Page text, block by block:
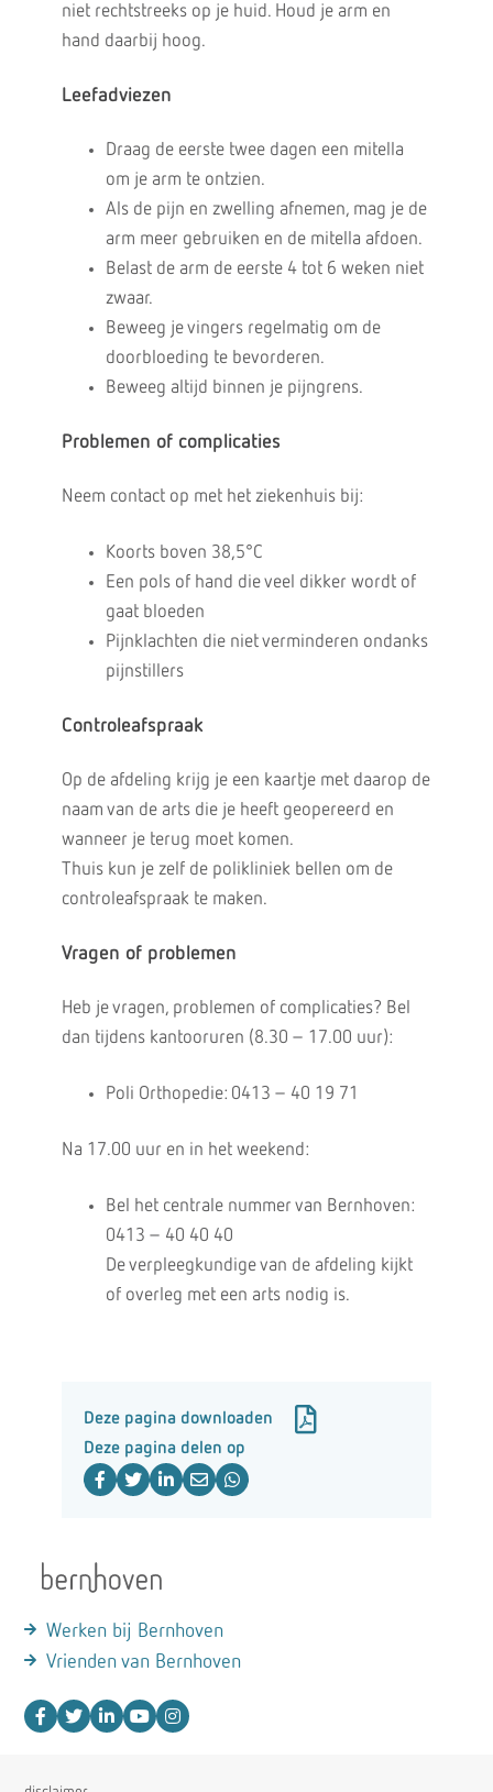
niet rechtstreeks op je huid. Houd je arm en
hand daarbij hoog.
Leefadviezen
Draag de eerste twee dagen een mitella
om je arm te ontzien.
Als de pijn en zwelling afnemen, mag je de
arm meer gebruiken en de mitella afdoen.
Belast de arm de eerste 4 tot 6 weken niet
zwaar.
Beweeg je vingers regelmatig om de
doorbloeding te bevorderen.
Beweeg altijd binnen je pijngrens.
Problemen of complicaties
Neem contact op met het ziekenhuis bij:
Koorts boven 38,5°C
Een pols of hand die veel dikker wordt of
gaat bloeden
Pijnklachten die niet verminderen ondanks
pijnstillers
Controleafspraak
Op de afdeling krijg je een kaartje met daarop de
naam van de arts die je heeft geopereerd en
wanneer je terug moet komen.
Thuis kun je zelf de polikliniek bellen om de
controleafspraak te maken.
Vragen of problemen
Heb je vragen, problemen of complicaties? Bel
dan tijdens kantooruren (8.30 – 17.00 uur):
Poli Orthopedie: 0413 – 40 19 71
Na 17.00 uur en in het weekend:
Bel het centrale nummer van Bernhoven:
0413 – 40 40 40
De verpleegkundige van de afdeling kijkt
of overleg met een arts nodig is.
Deze pagina downloaden
Deze pagina delen op
Werken bij Bernhoven
Vrienden van Bernhoven